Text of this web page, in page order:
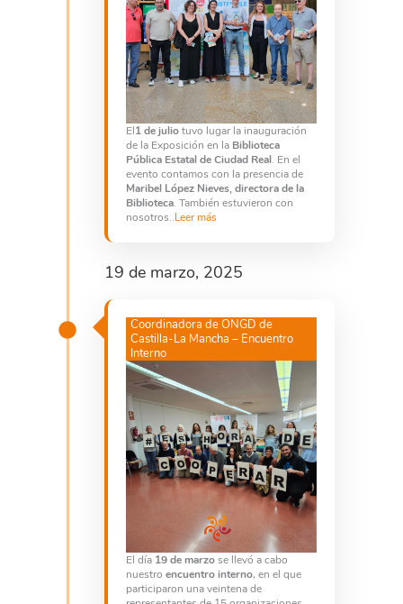
El1 de juliotuvo lugar la inauguración
de la Exposición en la Biblioteca
Pública Estatal de Ciudad Real. En el
evento contamos con la presencia de
Maribel López Nieves, directora de la
Biblioteca. También estuvieron con
nosotros..Leer más
19 de marzo, 2025
Coordinadora de ONGD de
Castilla-La Mancha – Encuentro
Interno
El día 19 de marzose llevó a cabo
nuestro encuentro interno, en el que
participaron una veintena de